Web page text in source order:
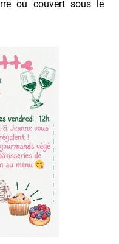
ou couvert sous le